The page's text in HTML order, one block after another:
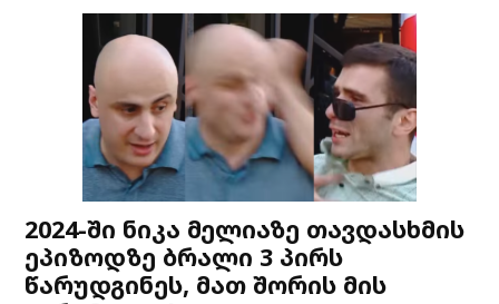
2024-ში ნიკა მელიაზე თავდასხმის
ეპიზოდზე ბრალი 3 პირს
წარუდგინეს, მათ შორის მის